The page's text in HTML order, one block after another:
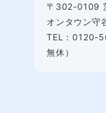
〒302-0109
オンタウン守
TEL：0120-
無休）